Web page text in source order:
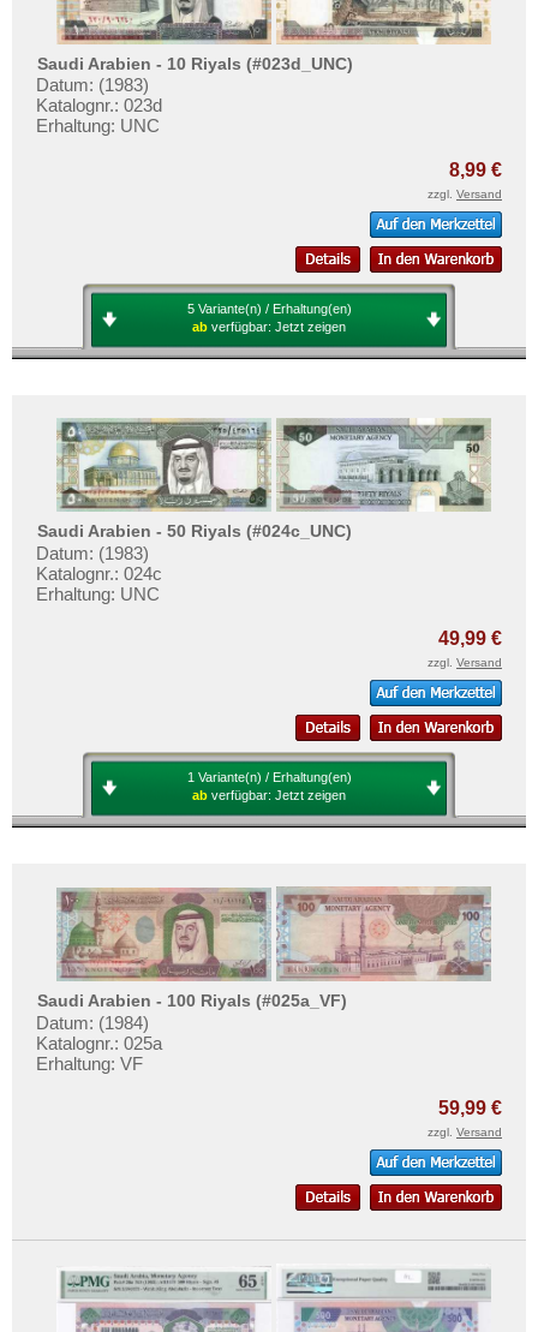
Saudi Arabien - 10 Riyals (#023d_UNC)
Datum: (1983)
Katalognr.: 023d
Erhaltung: UNC
8,99 €
zzgl. Versand
5 Variante(n) / Erhaltung(en)
ab verfügbar: Jetzt zeigen
Saudi Arabien - 50 Riyals (#024c_UNC)
Datum: (1983)
Katalognr.: 024c
Erhaltung: UNC
49,99 €
zzgl. Versand
1 Variante(n) / Erhaltung(en)
ab verfügbar: Jetzt zeigen
Saudi Arabien - 100 Riyals (#025a_VF)
Datum: (1984)
Katalognr.: 025a
Erhaltung: VF
59,99 €
zzgl. Versand